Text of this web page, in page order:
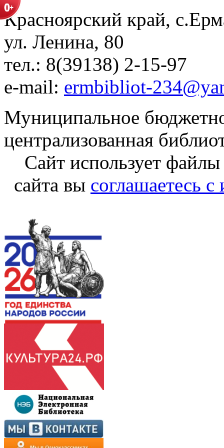
Красноярский край,
ул. Ленина, 80
тел.: 8(39138) 2-15-97
e-mail: ermbibliot-
Муниципальное
централизованная
Сайт использует
сайта вы соглашаетесь